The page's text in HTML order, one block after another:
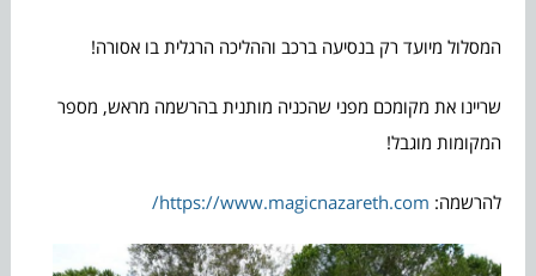
המסלול מיועד רק בנסיעה ברכב וההליכה הרגלית בו אסורה!
שריינו את מקומכם מפני שהכניה מותנית בהרשמה מראש, מספר
המקומות מוגבל!
להרשמה: https://www.magicnazareth.com/